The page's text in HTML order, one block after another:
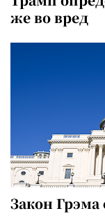
же во вред
Закон